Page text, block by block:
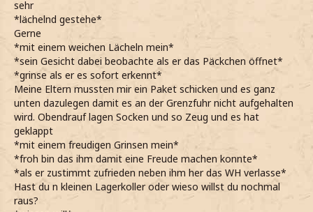
sehr
*lächelnd gestehe*
Gerne
*mit einem weichen Lächeln mein*
*sein Gesicht dabei beobachte als er das Päckchen öffnet*
*grinse als er es sofort erkennt*
Meine Eltern mussten mir ein Paket schicken und es ganz
unten dazulegen damit es an der Grenzfuhr nicht aufgehalten
wird. Obendrauf lagen Socken und so Zeug und es hat
geklappt
*mit einem freudigen Grinsen mein*
*froh bin das ihm damit eine Freude machen konnte*
*als er zustimmt zufrieden neben ihm her das WH verlasse*
Hast du n kleinen Lagerkoller oder wieso willst du nochmal
raus?